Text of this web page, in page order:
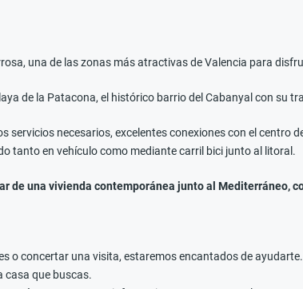
una de las zonas más atractivas de Valencia para
de la Patacona, el histórico barrio del Cabanyal con su
servicios necesarios, excelentes conexiones con el centro
tanto en vehículo como mediante carril bici junto al litoral.
de una vivienda contemporánea junto al Mediterráneo,
o concertar una visita, estaremos encantados de ayudarte.
casa que buscas.